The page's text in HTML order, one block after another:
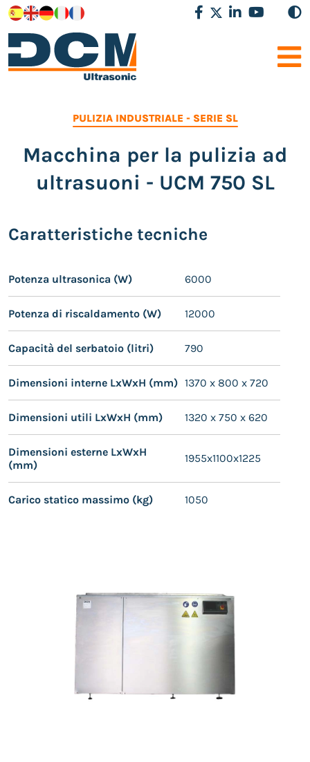
PULIZIA INDUSTRIALE - SERIE SL
Macchina per la pulizia ad
ultrasuoni - UCM 750 SL
Caratteristiche tecniche
Potenza ultrasonica (W) 6000
Potenza di riscaldamento (W) 12000
Capacità del serbatoio (litri) 790
Dimensioni interne LxWxH (mm) 1370 x 800 x 720
Dimensioni utili LxWxH (mm) 1320 x 750 x 620
Dimensioni esterne LxWxH
(mm)
1955x1100x1225
Carico statico massimo (kg) 1050